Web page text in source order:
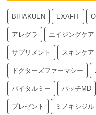
BIHAKUEN EXAFIT
アレグラ エイジングケア
サプリメント スキンケア
ドクターズファーマシー
バイタルミー パッチMD
プレゼント ミノキシジル